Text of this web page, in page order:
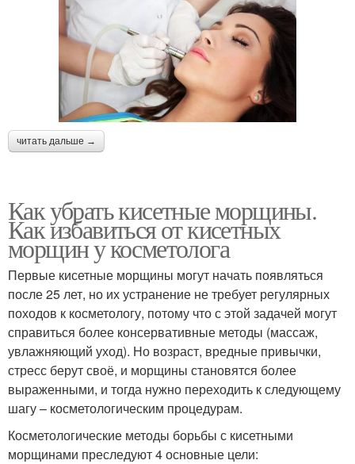
читать дальше →
Как убрать кисетные морщины.
Как избавиться от кисетных
морщин у косметолога
Первые кисетные морщины могут начать появляться
после 25 лет, но их устранение не требует регулярных
походов к косметологу, потому что с этой задачей могут
справиться более консервативные методы (массаж,
увлажняющий уход). Но возраст, вредные привычки,
стресс берут своё, и морщины становятся более
выраженными, и тогда нужно переходить к следующему
шагу – косметологическим процедурам.
Косметологические методы борьбы с кисетными
морщинами преследуют 4 основные цели: